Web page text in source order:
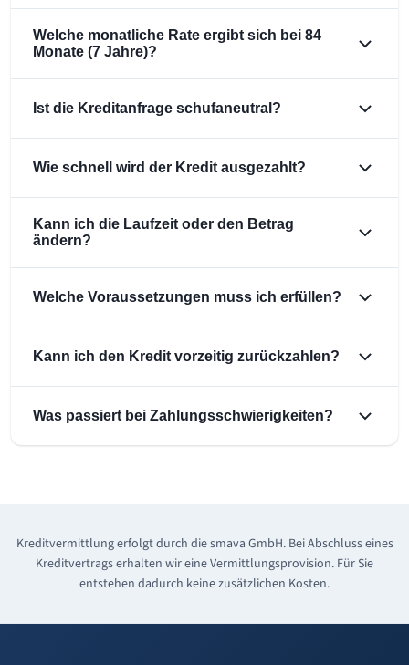
Welche monatliche Rate ergibt sich bei 84
Monate (7 Jahre)?
Ist die Kreditanfrage schufaneutral?
Wie schnell wird der Kredit ausgezahlt?
Kann ich die Laufzeit oder den Betrag
ändern?
Welche Voraussetzungen muss ich erfüllen?
Kann ich den Kredit vorzeitig zurückzahlen?
Was passiert bei Zahlungsschwierigkeiten?
Kreditvermittlung erfolgt durch die smava GmbH. Bei Abschluss eines
Kreditvertrags erhalten wir eine Vermittlungsprovision. Für Sie
entstehen dadurch keine zusätzlichen Kosten.